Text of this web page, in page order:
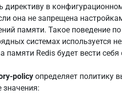
директиву в
она не запрещена
памяти. Такое поведение
системах используется
памяти Redis будет вести
policy определяет политику